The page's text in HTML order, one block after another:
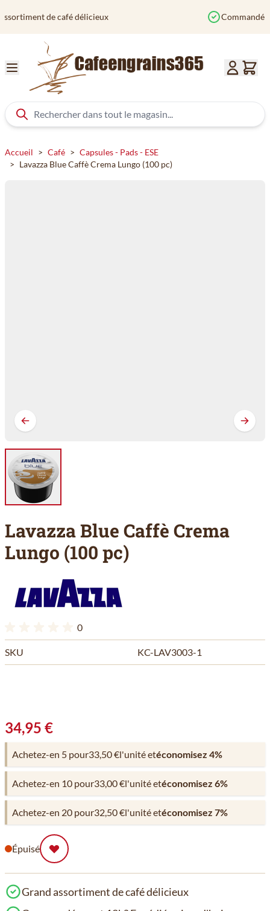
Commandé avant 12h? Expédié aujourd'hui
Accueil > Café > Capsules - Pads - ESE
> Lavazza Blue Caffè Crema Lungo (100 pc)
Lavazza Blue Caffè Crema
Lungo (100 pc)
0
SKU KC-LAV3003-1
34,95 €
Achetez-en 5 pour33,50 €l'unité etéconomisez 4%
Achetez-en 10 pour33,00 €l'unité etéconomisez 6%
Achetez-en 20 pour32,50 €l'unité etéconomisez 7%
Épuisé
Grand assortiment de café délicieux